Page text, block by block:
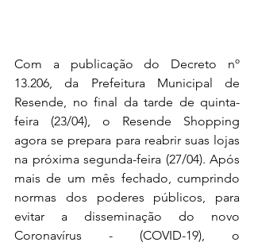
Com a publicação do Decreto nº
13.206, da Prefeitura Municipal de
Resende, no final da tarde de quinta-
feira (23/04), o Resende Shopping
agora se prepara para reabrir suas lojas
na próxima segunda-feira (27/04). Após
mais de um mês fechado, cumprindo
normas dos poderes públicos, para
evitar a disseminação do novo
Coronavírus - (COVID-19), o